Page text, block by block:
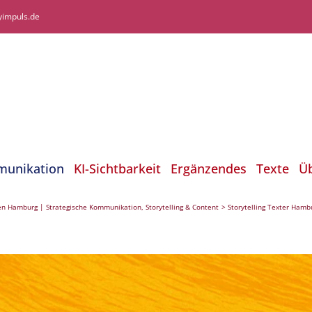
KI-Sichtbarkeit Ergänzendes Texte
Hamburg | Strategische Kommunikation, Storytelling & Content Storytelling Texter